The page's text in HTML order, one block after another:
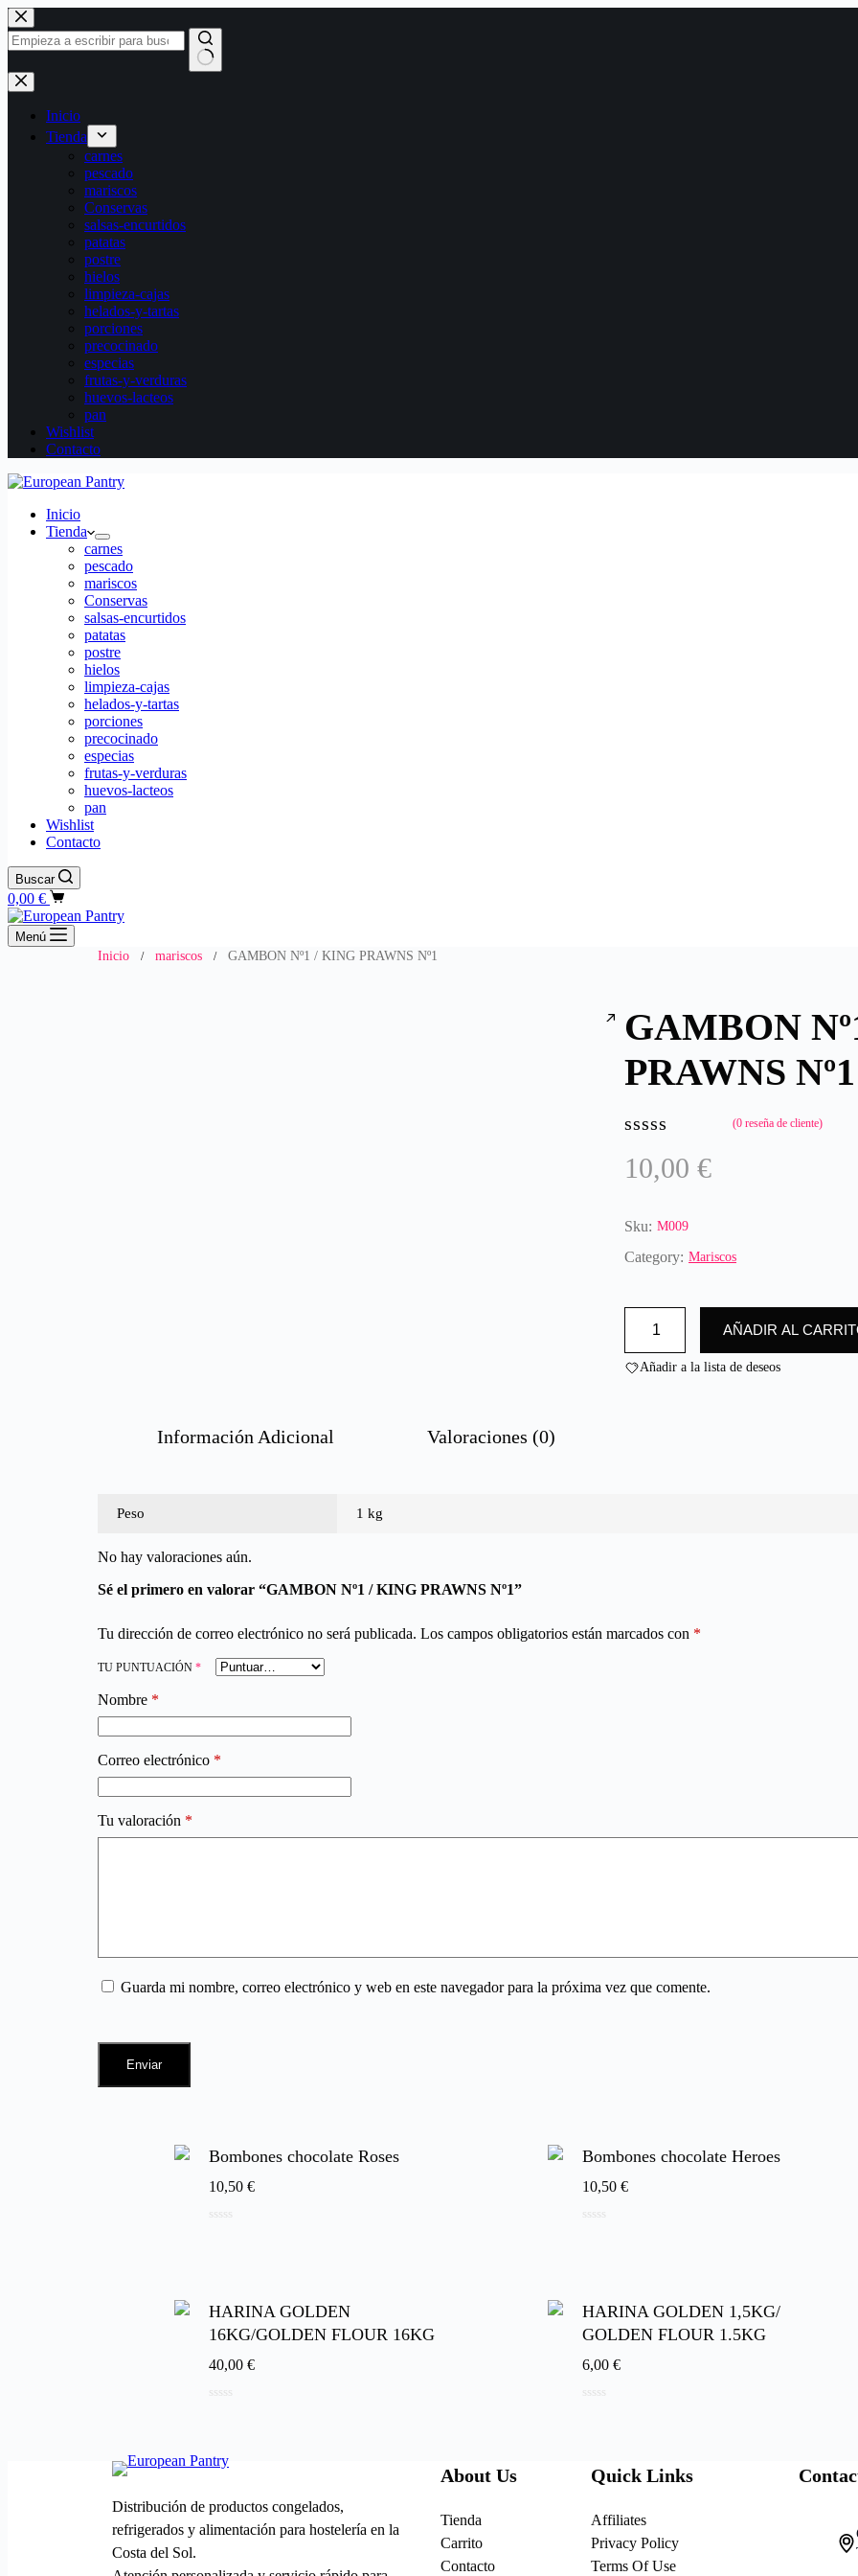
Saltar
al
contenido
Sin
resultados
Inicio
Tienda
carnes
pescado
mariscos
Conservas
salsas-encurtidos
patatas
postre
hielos
limpieza-cajas
helados-y-tartas
porciones
precocinado
especias
frutas-y-verduras
huevos-lacteos
pan
Wishlist
Contacto
Inicio
Tienda
carnes
pescado
mariscos
Conservas
salsas-encurtidos
patatas
postre
hielos
limpieza-cajas
helados-y-tartas
porciones
precocinado
especias
frutas-y-verduras
huevos-lacteos
pan
Wishlist
Contacto
Buscar
Carro
de
compra
0,00 €
Menú
Inicio
/ mariscos / GAMBON Nº1 / KING PRAWNS Nº1
GAMBON
PRAWNS Nº1
con
5
(0 reseña de cliente)
10,00 €
Sku: M009
Category: Mariscos
/
KING
AÑADIR AL
Añadir a la lista de deseos
Información Adicional Valoraciones (0)
Peso 1 kg
No hay valoraciones aún.
Sé el primero en valorar “GAMBON Nº1 / KING PRAWNS Nº1”
Tu dirección de correo electrónico no será publicada. Los campos obligatorios están marcados con *
TU PUNTUACIÓN *
Nombre *
Correo electrónico *
Tu valoración *
Guarda mi nombre, correo electrónico y web en este navegador para la próxima vez que comente.
Enviar
Bombones chocolate Roses
10,50 €
Bombones chocolate Heroes
10,50 €
HARINA GOLDEN
16KG/GOLDEN FLOUR 16KG
40,00 €
HARINA GOLDEN 1,5KG/
GOLDEN FLOUR 1.5KG
6,00 €
Distribución de productos congelados,
refrigerados y alimentación para hostelería en la
Costa del Sol.
About Us
Tienda
Carrito
Contacto
Quick Links
Affiliates
Privacy Policy
Terms Of Use